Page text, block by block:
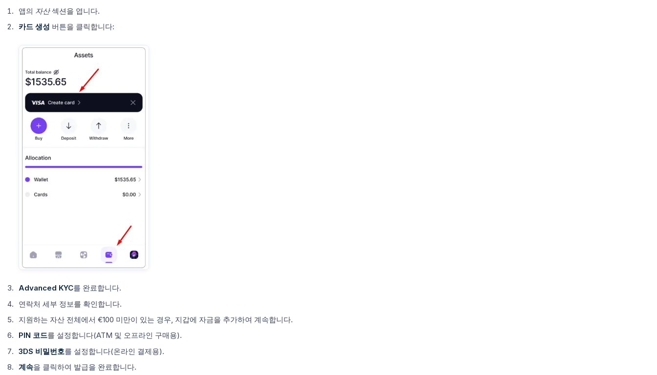
앱의 자산섹션을 엽니다.
카드 생성 버튼을 클릭합니다:
Advanced KYC를 완료합니다.
연락처 세부 정보를 확인합니다.
지원하는 자산 전체에서 €100 미만이 있는 경우, 지갑에 자금을 추가하여 계속합니다.
PIN 코드를 설정합니다(ATM 및 오프라인 구매용).
3DS 비밀번호를 설정합니다(온라인 결제용).
계속을 클릭하여 발급을 완료합니다.